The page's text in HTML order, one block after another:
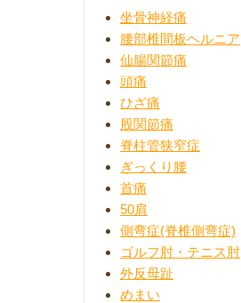
坐骨神経痛
腰部椎間板ヘルニア
仙腸関節痛
頭痛
ひざ痛
股関節痛
脊柱管狭窄症
ぎっくり腰
首痛
50肩
側弯症(脊椎側弯症)
ゴルフ肘・テニス肘
外反母趾
めまい